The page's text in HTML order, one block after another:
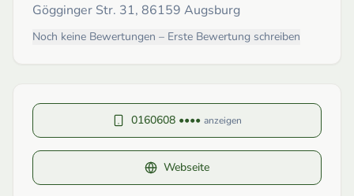
Gögginger Str. 31, 86159 Augsburg
Noch keine Bewertungen – Erste Bewertung schreiben
0160608 •••• anzeigen
Webseite